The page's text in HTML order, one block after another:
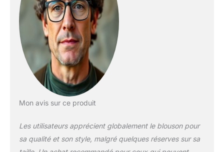
Mon avis sur ce produit
Les utilisateurs apprécient globalement le blouson pour
sa qualité et son style, malgré quelques réserves sur sa